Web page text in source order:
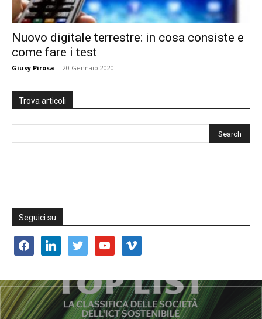
Nuovo digitale terrestre: in cosa consiste e
come fare i test
Giusy Pirosa - 20 Gennaio 2020
Trova articoli
Seguici su
facebooklinkedin twitter youtube vimeo